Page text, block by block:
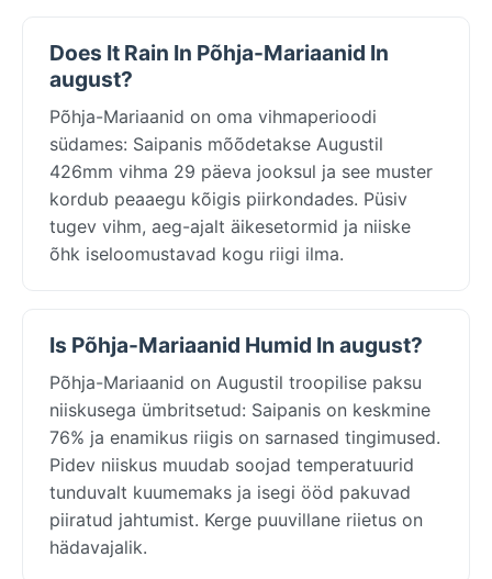
Does It Rain In Põhja-Mariaanid In
august?
Põhja-Mariaanid on oma vihmaperioodi
südames: Saipanis mõõdetakse Augustil
426mm vihma 29 päeva jooksul ja see muster
kordub peaaegu kõigis piirkondades. Püsiv
tugev vihm, aeg-ajalt äikesetormid ja niiske
õhk iseloomustavad kogu riigi ilma.
Is Põhja-Mariaanid Humid In august?
Põhja-Mariaanid on Augustil troopilise paksu
niiskusega ümbritsetud: Saipanis on keskmine
76% ja enamikus riigis on sarnased tingimused.
Pidev niiskus muudab soojad temperatuurid
tunduvalt kuumemaks ja isegi ööd pakuvad
piiratud jahtumist. Kerge puuvillane riietus on
hädavajalik.